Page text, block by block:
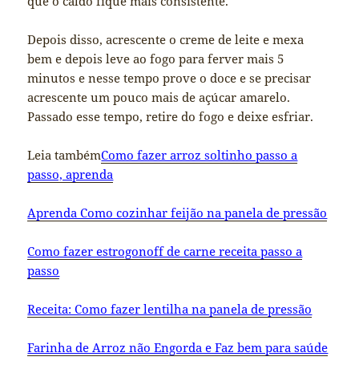
Depois disso, acrescente o creme de leite e mexa
bem e depois leve ao fogo para ferver mais 5
minutos e nesse tempo prove o doce e se precisar
acrescente um pouco mais de açúcar amarelo.
Passado esse tempo, retire do fogo e deixe esfriar.
Leia tambémComo fazer arroz soltinho passo a
passo, aprenda
Aprenda Como cozinhar feijão na panela de pressão
Como fazer estrogonoff de carne receita passo a
passo
Receita: Como fazer lentilha na panela de pressão
Farinha de Arroz não Engorda e Faz bem para saúde